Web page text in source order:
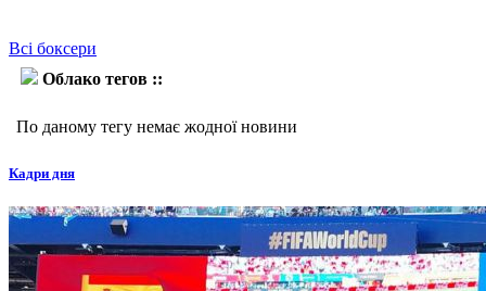
Всі боксери
Облако тегов ::
По даному тегу немає жодної новини
Кадри дня